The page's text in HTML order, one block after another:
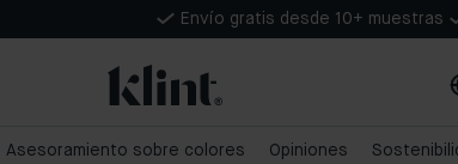
Envío gratis desde 10+ muestras
Asesoramiento sobre colores Opiniones